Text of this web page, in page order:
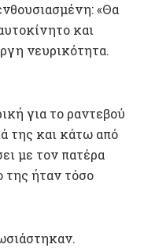
«Θα
και
νευρικότητα.
για το ραντεβού
της και κάτω από
με τον πατέρα
της ήταν τόσο